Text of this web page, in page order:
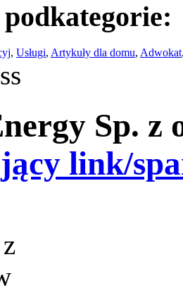
, Usługi, Artykuły dla domu, Adwokat
Sp. z
link/